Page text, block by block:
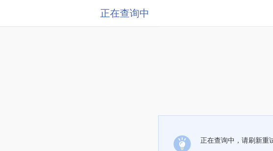
正在查询中
正在查询中，请刷新重